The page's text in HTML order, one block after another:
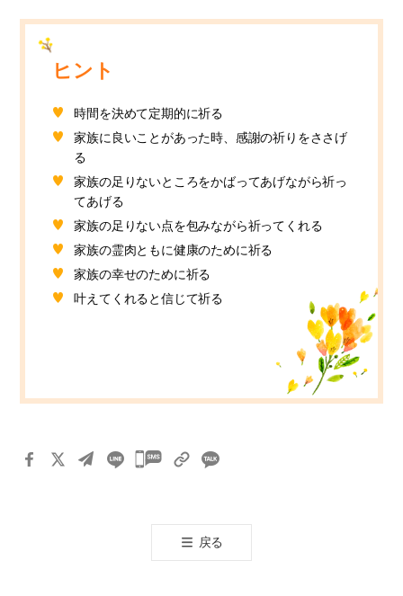
ヒント
時間を決めて定期的に祈る
家族に良いことがあった時、感謝の祈りをささげ
る
家族の足りないところをかばってあげながら祈っ
てあげる
家族の足りない点を包みながら祈ってくれる
家族の霊肉ともに健康のために祈る
家族の幸せのために祈る
叶えてくれると信じて祈る
카
톡
공
戻る